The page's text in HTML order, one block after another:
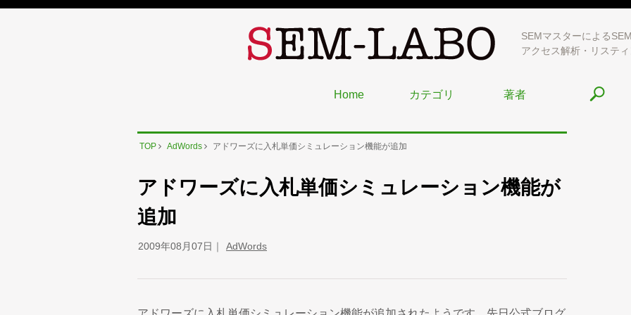
SEMマスターによる
アクセス解析・リステ
Home カテゴリ 著者
TOP AdWords アドワーズに入札単価シミュレーション機能が追加
アドワーズに入札単価シミュレーション機能が
追加
2009年08月07日 AdWords